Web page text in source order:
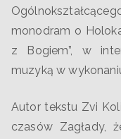
monodram o
z Bogiem”, w
muzyką w
Autor tekstu Zvi
czasów Zagłady,